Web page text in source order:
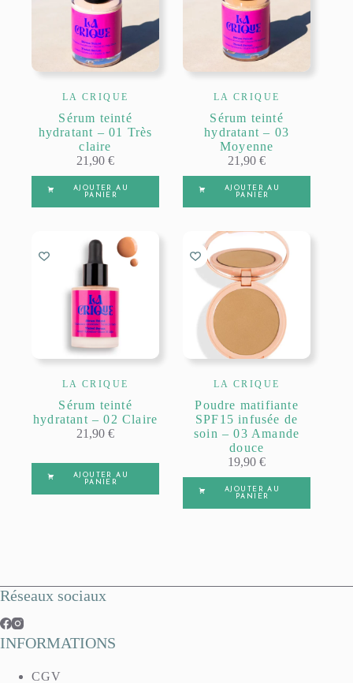
LA CRIQUE
Sérum teinté
hydratant – 01 Très
claire
21,90€
AJOUTER AU
PANIER
LA CRIQUE
Sérum teinté
hydratant – 03
Moyenne
21,90€
AJOUTER AU
PANIER
LA CRIQUE
Sérum teinté
hydratant – 02 Claire
21,90€
AJOUTER AU
PANIER
LA CRIQUE
Poudre matifiante
SPF15 infusée de
soin – 03 Amande
douce
19,90€
AJOUTER AU
PANIER
Réseaux sociaux
INFORMATIONS
CGV